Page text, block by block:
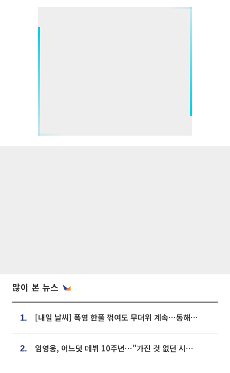
많이 본 뉴스
1. [내일 날씨] 폭염 한풀 꺾여도 무더위 계속⋯동해안 이틀 연속 비
2. 임영웅, 어느덧 데뷔 10주년⋯"가진 것 없던 시절, 내 앞엔 20명의 팬뿐"